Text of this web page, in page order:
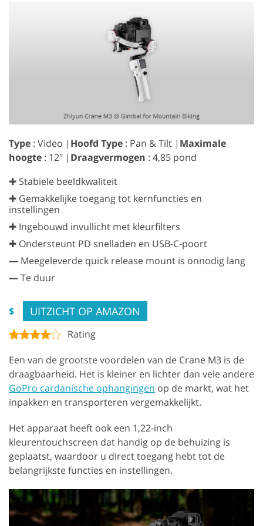
Type : Video | Hoofd Type : Pan & Tilt | Maximale
hoogte : 12″ | Draagvermogen : 4,85 pond
✚ Stabiele beeldkwaliteit
✚ Gemakkelijke toegang tot kernfuncties en
instellingen
✚ Ingebouwd invullicht met kleurfilters
✚ Ondersteunt PD snelladen en USB-C-poort
— Meegeleverde quick release mount is onnodig lang
—Te duur
$ UITZICHT OP AMAZON
Rating
Een van de grootste voordelen van de Crane M3 is de
draagbaarheid. Het is kleiner en lichter dan vele andere
GoPro cardanische ophangingen op de markt, wat het
inpakken en transporteren vergemakkelijkt.
Het apparaat heeft ook een 1,22-inch
kleurentouchscreen dat handig op de behuizing is
geplaatst, waardoor u direct toegang hebt tot de
belangrijkste functies en instellingen.